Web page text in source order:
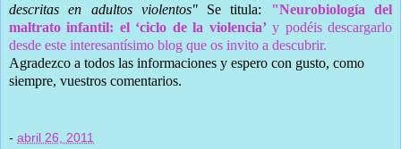
descritas en adultos violentos"Se titula: "Neurobiología del
maltrato infantil: el ‘ciclo de la violencia’y podéis descargarlo
desde este interesantísimo blog que os invito a descubrir.
Agradezco a todos las informaciones y espero con gusto, como
siempre, vuestros comentarios.
- abril 26, 2011